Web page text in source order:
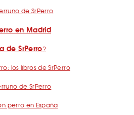
de SrPerro
en Madrid
de SrPerro?
los libros de SrPerro
de SrPerro
perro en España